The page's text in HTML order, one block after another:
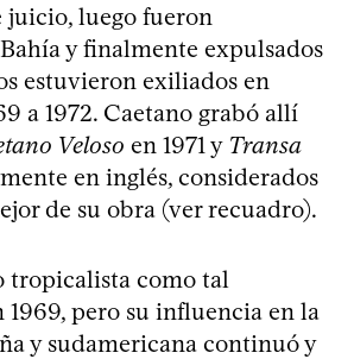
luego fueron
y finalmente expulsados
estuvieron exiliados en
a 1972. Caetano grabó allí
Veloso en 1971 y Transa
en inglés, considerados
de su obra (ver recuadro).
como tal
1969, pero su influencia en la
y sudamericana continuó y